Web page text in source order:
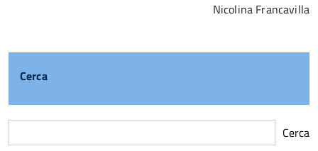
Nicolina Francavilla
Cerca
Cerca